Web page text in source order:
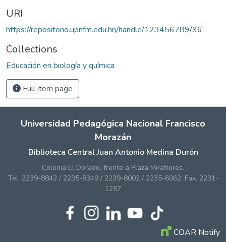
URI
https://repositorio.upnfm.edu.hn/handle/123456789/96
Collections
Educación en biología y química
Full item page
Universidad Pedagógica Nacional Francisco
Morazán
Biblioteca Central Juan Antonio Medina Durón
Colonia El Dorado, frente a Plaza Miraflores.
Tel. 2239-8842 / 2235-8349 / 2239-8002 / 2235-6062, Fax. 2231-
1257
COAR Notify